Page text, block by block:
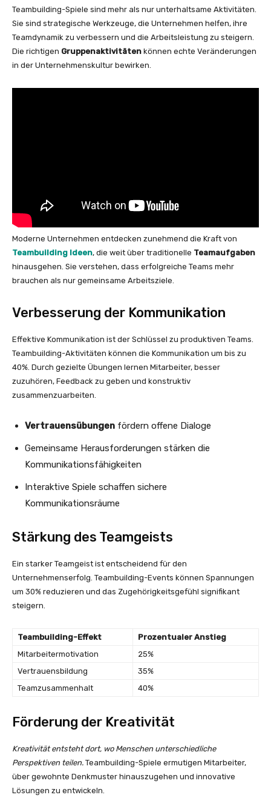
Teambuilding-Spiele sind mehr als nur unterhaltsame Aktivitäten.
Sie sind strategische Werkzeuge, die Unternehmen helfen, ihre
Teamdynamik zu verbessern und die Arbeitsleistung zu steigern.
Die richtigen Gruppenaktivitäten können echte Veränderungen
in der Unternehmenskultur bewirken.
Moderne Unternehmen entdecken zunehmend die Kraft von
Teambuilding Ideen, die weit über traditionelle Teamaufgaben
hinausgehen. Sie verstehen, dass erfolgreiche Teams mehr
brauchen als nur gemeinsame Arbeitsziele.
Verbesserung der Kommunikation
Effektive Kommunikation ist der Schlüssel zu produktiven Teams.
Teambuilding-Aktivitäten können die Kommunikation um bis zu
40%. Durch gezielte Übungen lernen Mitarbeiter, besser
zuzuhören, Feedback zu geben und konstruktiv
zusammenzuarbeiten.
Vertrauensübungen fördern offene Dialoge
Gemeinsame Herausforderungen stärken die
Kommunikationsfähigkeiten
Interaktive Spiele schaffen sichere
Kommunikationsräume
Stärkung des Teamgeists
Ein starker Teamgeist ist entscheidend für den
Unternehmenserfolg. Teambuilding-Events können Spannungen
um 30% reduzieren und das Zugehörigkeitsgefühl signifikant
steigern.
Teambuilding-Effekt
Prozentualer Anstieg
Mitarbeitermotivation
25%
Vertrauensbildung
35%
Teamzusammenhalt
40%
Förderung der Kreativität
Kreativität entsteht dort, wo Menschen unterschiedliche
Perspektiven teilen. Teambuilding-Spiele ermutigen Mitarbeiter,
über gewohnte Denkmuster hinauszugehen und innovative
Lösungen zu entwickeln.